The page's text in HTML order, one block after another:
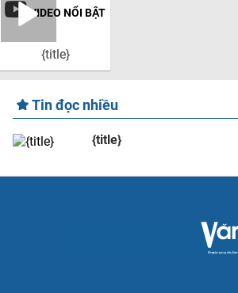
VIDEO NỔI BẬT
{title}
Tin đọc nhiều
{title}